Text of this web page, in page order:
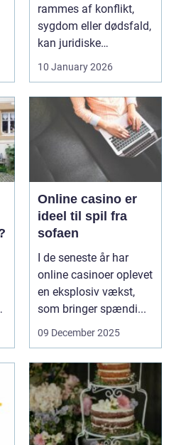
rammes af konflikt,
sygdom eller dødsfald,
kan juridiske
spørgsmål hurtigt
vokse si...
10 January 2026
Online casino er
ideel til spil fra
sofaen
I de seneste år har
online casinoer oplevet
en eksplosiv vækst,
som bringer spændi...
09 December 2025